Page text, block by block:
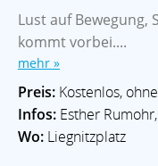
Lust auf Bewegung,
kommt vorbei....
mehr »
Preis: Kostenlos,
Infos: Esther
Wo: Liegnitzplatz